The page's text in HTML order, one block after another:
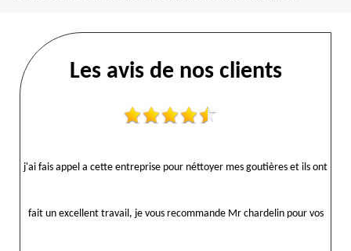
Les avis de nos clients
j'ai fais appel a cette entreprise pour néttoyer mes goutières et ils ont
fait un excellent travail, je vous recommande Mr chardelin pour vos